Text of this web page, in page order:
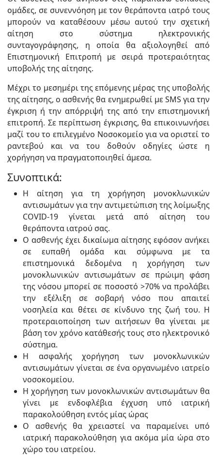
ομάδες, σε συνεννόηση με τον θεράποντα ιατρό τους
μπορούν να καταθέσουν μέσω αυτού την σχετική
αίτηση στο σύστημα ηλεκτρονικής
συνταγογράφησης, η οποία θα αξιολογηθεί από
Επιστημονική Επιτροπή με σειρά προτεραιότητας
υποβολής της αίτησης.
Μέχρι το μεσημέρι της επόμενης μέρας της υποβολής
της αίτησης, ο ασθενής θα ενημερωθεί με SMS για την
έγκριση ή την απόρριψή της από την επιστημονική
επιτροπή. Σε περίπτωση έγκρισης, θα επικοινωνήσει
μαζί του το επιλεγμένο Νοσοκομείο για να οριστεί το
ραντεβού και να του δοθούν οδηγίες ώστε η
χορήγηση να πραγματοποιηθεί άμεσα.
Συνοπτικά:
Η αίτηση για τη χορήγηση μονοκλωνικών
αντισωμάτων για την αντιμετώπιση της λοίμωξης
COVID-19 γίνεται μετά από αίτηση του
θεράποντα ιατρού σας.
Ο ασθενής έχει δικαίωμα αίτησης εφόσον ανήκει
σε ευπαθή ομάδα και σύμφωνα με τα
επιστημονικά δεδομένα η χορήγηση των
μονοκλωνικών αντισωμάτων σε πρώιμη φάση
της νόσου μπορεί σε ποσοστό >70% να προλάβει
την εξέλιξη σε σοβαρή νόσο που απαιτεί
νοσηλεία και θέτει σε κίνδυνο της ζωή του. Η
προτεραιοποίηση των αιτήσεων θα γίνεται με
βάση τον χρόνο κατάθεσής τους στο ηλεκτρονικό
σύστημα.
Η ασφαλής χορήγηση των μονοκλωνικών
αντισωμάτων γίνεται σε ένα οργανωμένο ιατρείο
νοσοκομείου.
Η χορήγηση των μονοκλωνικών αντισωμάτων θα
γίνει με ενδοφλέβια έγχυση υπό ιατρική
παρακολούθηση εντός μίας ώρας
Ο ασθενής θα χρειαστεί να παραμείνει υπό
ιατρική παρακολούθηση για ακόμα μία ώρα στο
χώρο του ιατρείου.